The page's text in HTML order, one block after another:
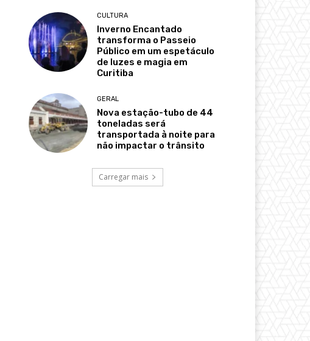
CULTURA
Inverno Encantado
transforma o Passeio
Público em um espetáculo
de luzes e magia em
Curitiba
GERAL
Nova estação-tubo de 44
toneladas será
transportada à noite para
não impactar o trânsito
Carregar mais